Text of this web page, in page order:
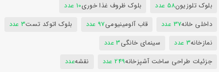
بلوک تلوزیون58 عدد بلوک ظروف غذا خوری10 عدد
داخلی خانه37 عدد قاب آلومینیومی97 عدد بلوک اتوکد تست3 عدد
نمازخانه3 عدد سینمای خانگی3 عدد
جزئیات طراحی ساخت آشپزخانه249 عدد نقشهعدد